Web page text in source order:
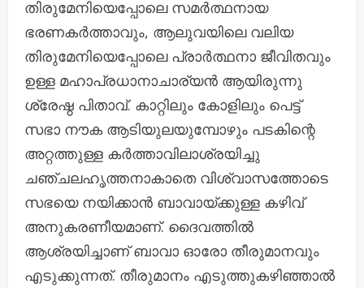
തിരുമേനിയെപ്പോലെ സമർത്ഥനായ
ഭരണകർത്താവും, ആലുവയിലെ വലിയ
തിരുമേനിയെപ്പോലെ പ്രാർത്ഥനാ ജീവിതവും
ഉള്ള മഹാപ്രധാനാചാര്യൻ ആയിരുന്നു
ശ്രേഷ്ഠ പിതാവ്. കാറ്റിലും കോളിലും പെട്ട്
സഭാ നൗക ആടിയുലയുമ്പോഴും പടകിന്റെ
അറ്റത്തുള്ള കർത്താവിലാശ്രയിച്ചു
ചഞ്ചലഹൃത്തനാകാതെ വിശ്വാസത്തോടെ
സഭയെ നയിക്കാൻ ബാവായ്ക്കുള്ള കഴിവ്
അനുകരണീയമാണ്. ദൈവത്തിൽ
ആശ്രയിച്ചാണ് ബാവാ ഓരോ തീരുമാനവും
എടുക്കുന്നത്. തീരുമാനം എടുത്തുകഴിഞ്ഞാൽ